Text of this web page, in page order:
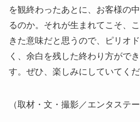
を観終わったあとに、お客様の
るのか。それが生まれてこそ、
きた意味だと思うので、ピリオ
く、余白を残した終わり方がで
す。ぜひ、楽しみにしていてくだ
（取材・文・撮影／エンタステ